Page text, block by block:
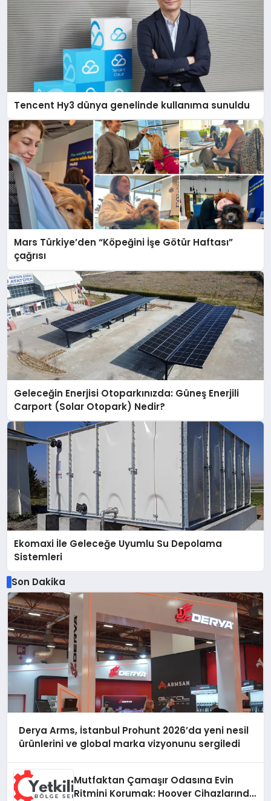
Tencent Hy3 dünya genelinde kullanıma sunuldu
Mars Türkiye’den “Köpeğini İşe Götür Haftası”
çağrısı
Geleceğin Enerjisi Otoparkınızda: Güneş Enerjili
Carport (Solar Otopark) Nedir?
Ekomaxi İle Geleceğe Uyumlu Su Depolama
Sistemleri
Son Dakika
Derya Arms, İstanbul Prohunt 2026’da yeni nesil
ürünlerini ve global marka vizyonunu sergiledi
Mutfaktan Çamaşır Odasına Evin
Ritmini Korumak: Hoover Cihazlarında